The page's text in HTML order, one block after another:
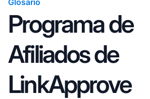
Programa de
Afiliados de
LinkApprove